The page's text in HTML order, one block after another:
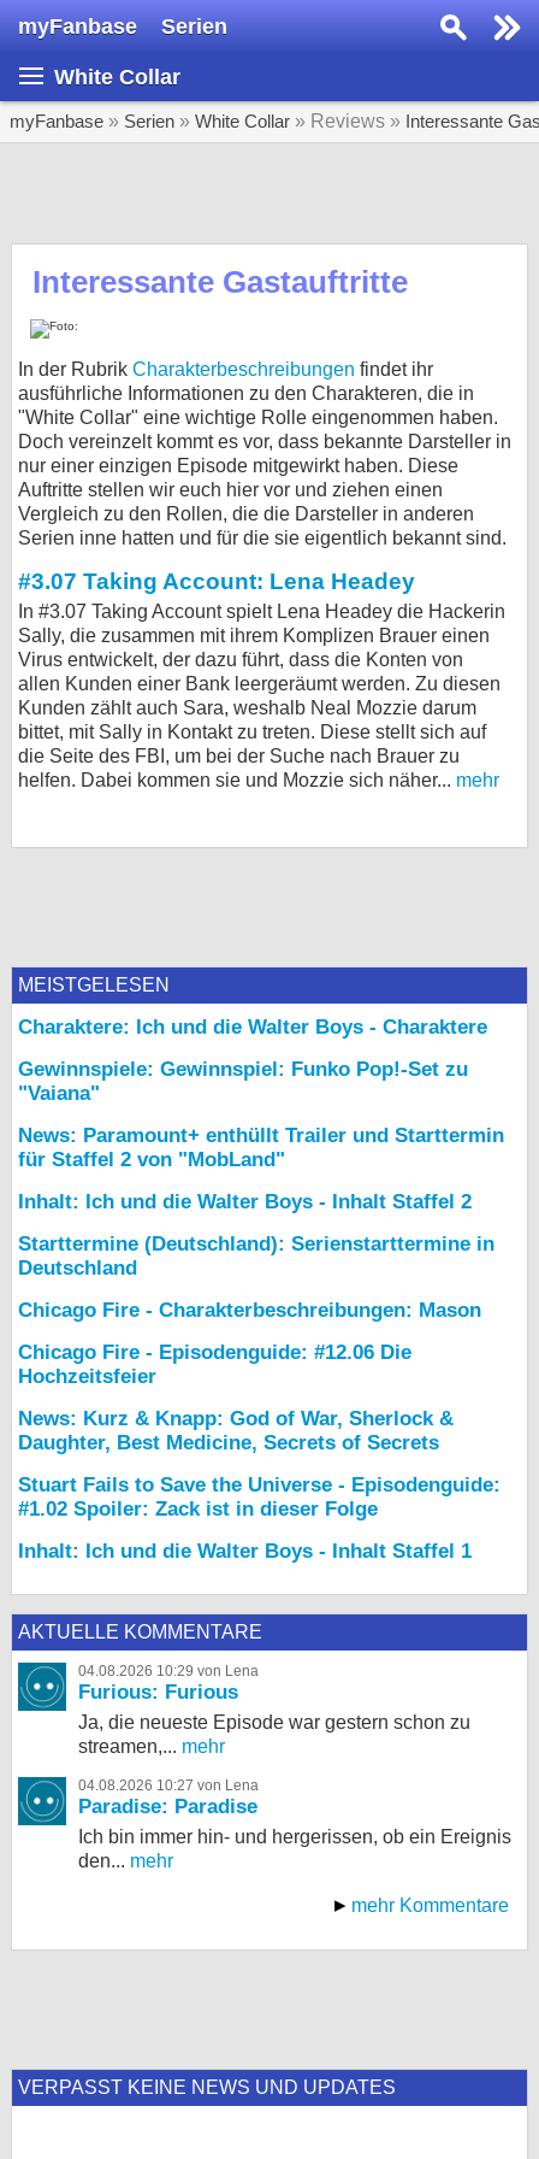
myFanbase Serien
White Collar
myFanbase » Serien » White Collar » Reviews » Interessante
Interessante Gastauftritte
In der Rubrik Charakterbeschreibungen findet ihr
ausführliche Informationen zu den Charakteren, die in
"White Collar" eine wichtige Rolle eingenommen haben.
Doch vereinzelt kommt es vor, dass bekannte Darsteller in
nur einer einzigen Episode mitgewirkt haben. Diese
Auftritte stellen wir euch hier vor und ziehen einen
Vergleich zu den Rollen, die die Darsteller in anderen
Serien inne hatten und für die sie eigentlich bekannt sind.
#3.07 Taking Account: Lena Headey
In #3.07 Taking Account spielt Lena Headey die Hackerin
Sally, die zusammen mit ihrem Komplizen Brauer einen
Virus entwickelt, der dazu führt, dass die Konten von
allen Kunden einer Bank leergeräumt werden. Zu diesen
Kunden zählt auch Sara, weshalb Neal Mozzie darum
bittet, mit Sally in Kontakt zu treten. Diese stellt sich auf
die Seite des FBI, um bei der Suche nach Brauer zu
helfen. Dabei kommen sie und Mozzie sich näher... mehr
MEISTGELESEN
Charaktere: Ich und die Walter Boys - Charaktere
Gewinnspiele: Gewinnspiel: Funko Pop!-Set zu
"Vaiana"
News: Paramount+ enthüllt Trailer und Starttermin
für Staffel 2 von "MobLand"
Inhalt: Ich und die Walter Boys - Inhalt Staffel 2
Starttermine (Deutschland): Serienstarttermine in
Deutschland
Chicago Fire - Charakterbeschreibungen: Mason
Chicago Fire - Episodenguide: #12.06 Die
Hochzeitsfeier
News: Kurz & Knapp: God of War, Sherlock &
Daughter, Best Medicine, Secrets of Secrets
Stuart Fails to Save the Universe - Episodenguide:
#1.02 Spoiler: Zack ist in dieser Folge
Inhalt: Ich und die Walter Boys - Inhalt Staffel 1
AKTUELLE KOMMENTARE
04.08.2026 10:29 von Lena
Furious: Furious
Ja, die neueste Episode war gestern schon zu
streamen,... mehr
04.08.2026 10:27 von Lena
Paradise: Paradise
Ich bin immer hin- und hergerissen, ob ein Ereignis
den... mehr
mehr Kommentare
VERPASST KEINE NEWS UND UPDATES
SERIEN
Specials
SERVICE
Gewinnspiele
Forum
bei X
bei Facebook
Kontakt
Nutzungsbedingungen